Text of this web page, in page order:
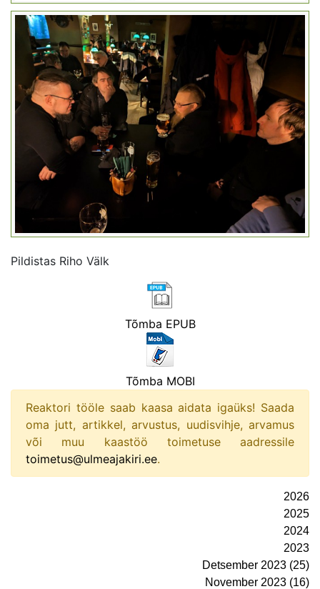
Pildistas Riho Välk
Tõmba EPUB
Tõmba MOBI
Reaktori tööle saab kaasa aidata igaüks! Saada
oma jutt, artikkel, arvustus, uudisvihje, arvamus
või muu kaastöö toimetuse aadressile
toimetus@ulmeajakiri.ee.
2026
2025
2024
2023
Detsember 2023 (25)
November 2023 (16)